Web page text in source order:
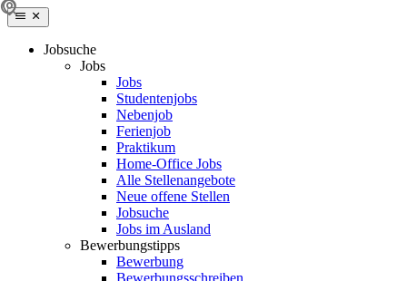
Jobsuche
Jobs
Jobs
Studentenjobs
Nebenjob
Ferienjob
Praktikum
Home-Office Jobs
Alle Stellenangebote
Neue offene Stellen
Jobsuche
Jobs im Ausland
Bewerbungstipps
Bewerbung
Bewerbungsschreiben